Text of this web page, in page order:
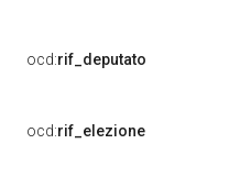
ocd:rif_deputato
ocd:rif_elezione